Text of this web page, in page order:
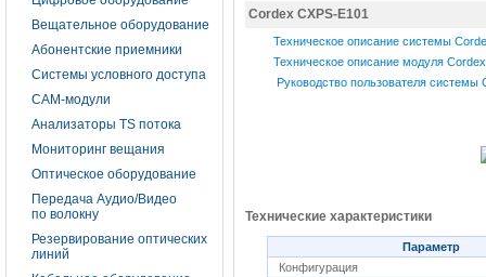
Вещательное оборудование
Абонентские приемники
Системы условного доступа
CAM-модули
Анализаторы TS потока
Мониторинг вещания
Оптическое оборудование
Передача Аудио/Видео
по волокну
Резервирование оптических
линий
Cordex CXPS-E101
Техническое описание системы
Техническое описание модуля
Руководство пользователя
Технические характеристики
Параметр
Конфигурация